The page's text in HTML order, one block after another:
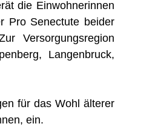
die Einwohnerinnen
Pro Senectute beider
Versorgungsregion
Langenbruck,
für das Wohl älterer
ein.